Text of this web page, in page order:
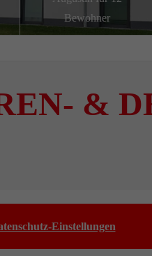
Bewohner
&
Einstellungen